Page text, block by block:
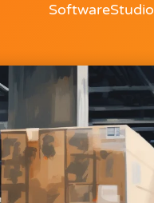
SoftwareStudio